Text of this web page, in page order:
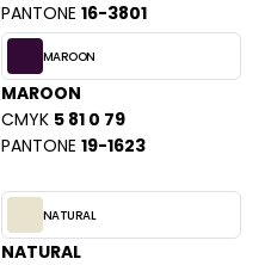
PANTONE 16-3801
MAROON
MAROON
CMYK 5 81 0 79
PANTONE 19-1623
NATURAL
NATURAL